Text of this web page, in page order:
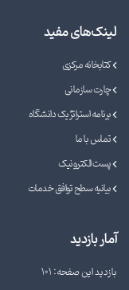
لینک‌های مفید
کتابخانه مرکزی
چارت سازمانی
برنامه استراتژیک دانشگاه
تماس با ما
پست الکترونیک
بیانیه سطح توافق خدمات
آمار بازدید
بازدید این صفحه: 101